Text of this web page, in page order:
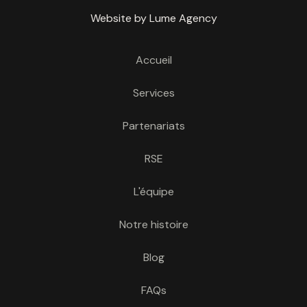
Website by Lume Agency
Accueil
Services
Partenariats
RSE
L'équipe
Notre histoire
Blog
FAQs